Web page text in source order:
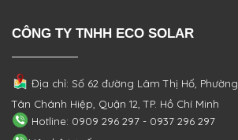
CÔNG TY TNHH ECO SOLAR
Địa chỉ: Số 62 đường Lâm Thị Hố, Phường
Tân Chánh Hiệp, Quận 12, TP. Hồ Chí Minh
Hotline: 0909 296 297 - 0937 296 297